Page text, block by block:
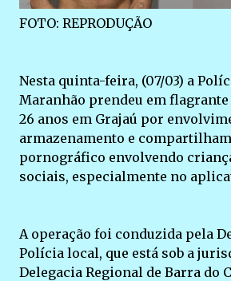
FOTO: REPRODUÇÃO
Nesta quinta-feira, (07/03) a
Maranhão prendeu em
26 anos em Grajaú por
armazenamento e
pornográfico envolvendo
sociais, especialmente no
A operação foi conduzida pela
Polícia local, que está sob a
Delegacia Regional de Barra do